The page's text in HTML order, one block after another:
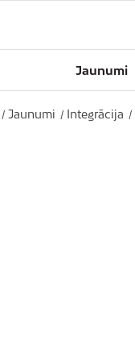
Jaunumi
/ Jaunumi / Integrācija /